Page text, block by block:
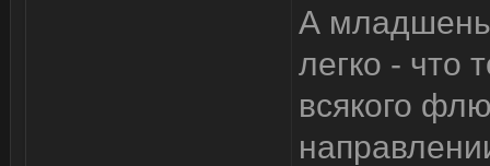
А
легко - что
всякого